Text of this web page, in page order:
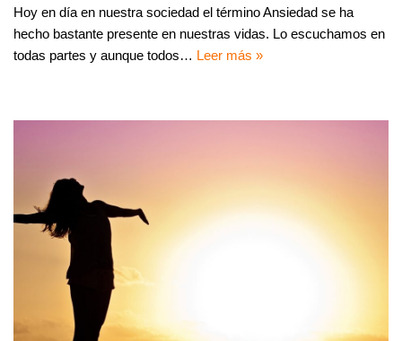
Hoy en día en nuestra sociedad el término Ansiedad se ha
hecho bastante presente en nuestras vidas. Lo escuchamos en
todas partes y aunque todos… Leer más »